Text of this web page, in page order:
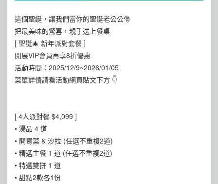
這個聖誕，讓我們當你的聖誕老公公🎅
把最美味的驚喜，親手送上餐桌
[ 聖誕🎄 新年派對套餐 ]
開展VIP會員再享8折優惠
活動時間：2025/12/9~2026/01/05
菜單詳情請看活動網頁貼文下方 👇
[ 4人派對餐 $4,099 ]
• 湯品 4 道
• 開胃菜 & 沙拉 (任選不重複2道)
• 精選主餐 1 道 (任選不重複2道)
• 特選雙拼 1 道
• 甜點2款各1份